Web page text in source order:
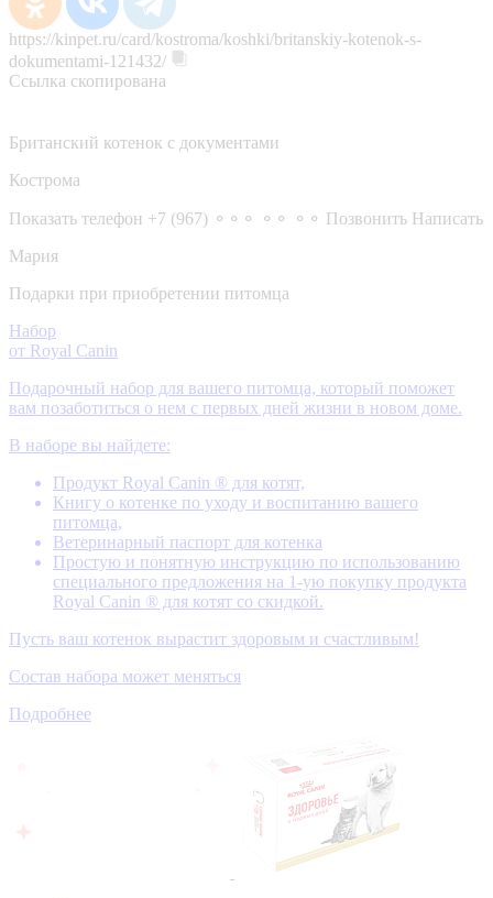
https://kinpet.ru/card/kostroma/koshki/britanskiy-kotenok-s-
dokumentami-121432/
Ссылка скопирована
Британский котенок с документами
Кострома
Показать телефон +7 (967) ⚬⚬⚬ ⚬⚬ ⚬⚬ Позвонить Написать
Мария
Подарки при приобретении питомца
Набор
от Royal Canin
Подарочный набор для вашего питомца, который поможет
вам позаботиться о нем с первых дней жизни в новом доме.
В наборе вы найдете:
Продукт Royal Canin ® для котят,
Книгу о котенке по уходу и воспитанию вашего
питомца,
Ветеринарный паспорт для котенка
Простую и понятную инструкцию по использованию
специального предложения на 1-ую покупку продукта
Royal Canin ® для котят со скидкой.
Пусть ваш котенок вырастит здоровым и счастливым!
Состав набора может меняться
Подробнее